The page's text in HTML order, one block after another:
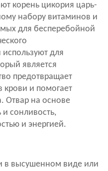
корень цикория царь-
набору витаминов и
для бесперебойной
для
является
предотвращает
крови и помогает
Отвар на основе
и сонливость,
и энергией.
в высушенном виде или